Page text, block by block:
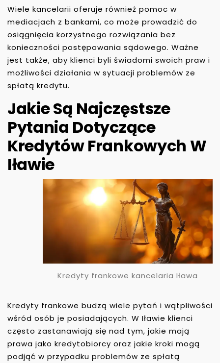
Wiele kancelarii oferuje również pomoc w
mediacjach z bankami, co może prowadzić do
osiągnięcia korzystnego rozwiązania bez
konieczności postępowania sądowego. Ważne
jest także, aby klienci byli świadomi swoich praw i
możliwości działania w sytuacji problemów ze
spłatą kredytu.
Jakie Są Najczęstsze
Pytania Dotyczące
Kredytów Frankowych W
Iławie
Kredyty frankowe kancelaria Iława
Kredyty frankowe budzą wiele pytań i wątpliwości
wśród osób je posiadających. W Iławie klienci
często zastanawiają się nad tym, jakie mają
prawa jako kredytobiorcy oraz jakie kroki mogą
podjąć w przypadku problemów ze spłatą